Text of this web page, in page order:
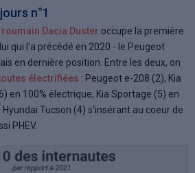
n°1
roumain Dacia Duster occupe la première
qui l'a précédé en 2020 - le Peugeot
en dernière position. Entre les deux, on
électrifiées : Peugeot e-208 (2), Kia
en 100% électrique, Kia Sportage (5) en
Tucson (4) s'insérant au coeur de
PHEV.